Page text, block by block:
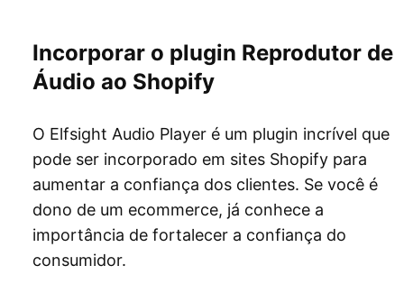
Incorporar o plugin Reprodutor de
Áudio ao Shopify
O Elfsight Audio Player é um plugin incrível que
pode ser incorporado em sites Shopify para
aumentar a confiança dos clientes. Se você é
dono de um ecommerce, já conhece a
importância de fortalecer a confiança do
consumidor.